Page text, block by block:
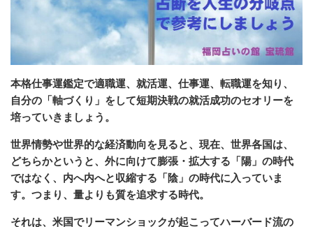
本格仕事運鑑定で適職運、就活運、仕事運、転職運を知り、
自分の「軸づくり」をして短期決戦の就活成功のセオリーを
培っていきましょう。
世界情勢や世界的な経済動向を見ると、現在、世界各国は、
どちらかというと、外に向けて膨張・拡大する「陽」の時代
ではなく、内へ内へと収縮する「陰」の時代に入っていま
す。つまり、量よりも質を追求する時代。
それは、米国でリーマンショックが起こってハーバード流の